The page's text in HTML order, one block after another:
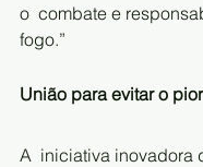
o  combate e
fogo.”
União para evitar o pior
A  iniciativa inovadora